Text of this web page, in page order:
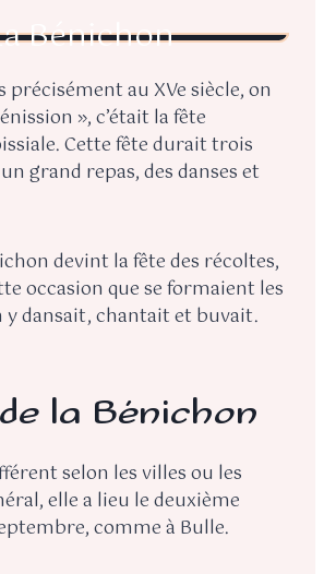
Bénichon
précisément au XVe siècle, on
», c’était la fête
Cette fête durait trois
grand repas, des danses et
devint la fête des récoltes,
occasion que se formaient les
y dansait, chantait et buvait.
la Bénichon
selon les villes ou les
elle a lieu le deuxième
comme à Bulle.